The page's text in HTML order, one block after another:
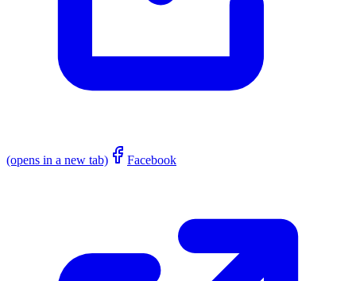
(opens in a new tab) Facebook